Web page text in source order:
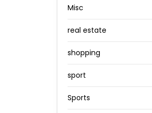
Misc
real estate
shopping
sport
Sports